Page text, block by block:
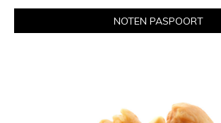
NOTEN PASPOORT